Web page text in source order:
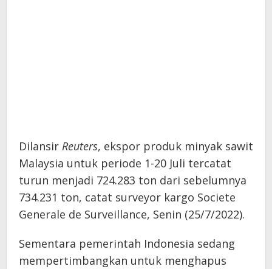
Dilansir Reuters, ekspor produk minyak sawit
Malaysia untuk periode 1-20 Juli tercatat
turun menjadi 724.283 ton dari sebelumnya
734.231 ton, catat surveyor kargo Societe
Generale de Surveillance, Senin (25/7/2022).
Sementara pemerintah Indonesia sedang
mempertimbangkan untuk menghapus